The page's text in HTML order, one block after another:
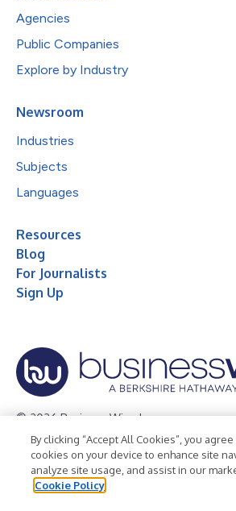
Agencies
Public Companies
Explore by Industry
Newsroom
Industries
Subjects
Languages
Resources
Blog
For Journalists
Sign Up
© 2026 Business Wire, Inc.
Privacy Policy Cookie Policy
Terms of Use
Legal
By clicking “Accept All Cookies”, you
cookies on your device to enhance site
analyze site usage, and assist in our
Cookie Policy